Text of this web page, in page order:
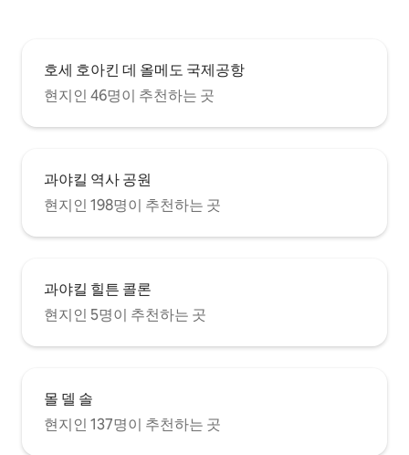
호세 호아킨 데 올메도 국제공항
현지인 46명이 추천하는 곳
과야킬 역사 공원
현지인 198명이 추천하는 곳
과야킬 힐튼 콜론
현지인 5명이 추천하는 곳
몰 델 솔
현지인 137명이 추천하는 곳